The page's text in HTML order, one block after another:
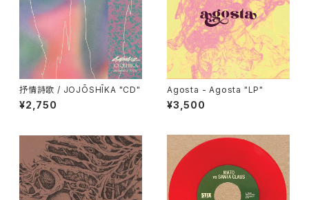
抒情詩歌 / JOJŌSHĪKA "CD"
¥2,750
Agosta - Agosta "LP"
¥3,500